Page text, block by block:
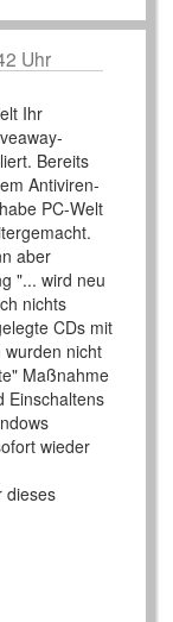
Uhr
Ihr
Bereits
Antiviren-
PC-Welt
aber
"... wird neu
nichts
CDs mit
wurden nicht
Maßnahme
Einschaltens
wieder
dieses